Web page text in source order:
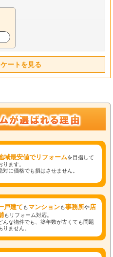
ートを見る
域最安値でリフォームを目指して
ります。
対に価格でも損はさせません。
戸建て もマンションも事務所や店
もリフォーム対応。
んな物件でも、築年数が古くても問題
りません。